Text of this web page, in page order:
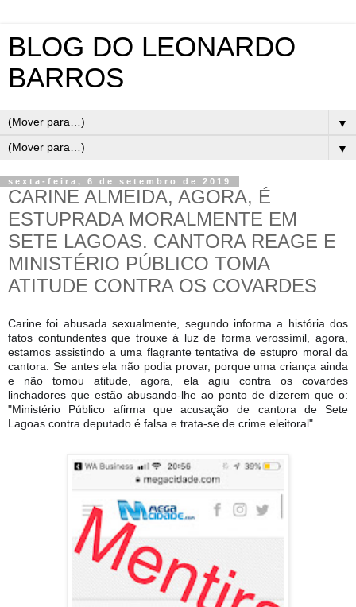
BLOG DO LEONARDO
BARROS
▼
▼
sexta-feira, 6 de setembro de 2019
CARINE ALMEIDA, AGORA, É
ESTUPRADA MORALMENTE EM
SETE LAGOAS. CANTORA REAGE E
MINISTÉRIO PÚBLICO TOMA
ATITUDE CONTRA OS COVARDES
Carine foi abusada sexualmente, segundo informa a história dos
fatos contundentes que trouxe à luz de forma verossímil, agora,
estamos assistindo a uma flagrante tentativa de estupro moral da
cantora. Se antes ela não podia provar, porque uma criança ainda
e não tomou atitude, agora, ela agiu contra os covardes
linchadores que estão abusando-lhe ao ponto de dizerem que o:
"Ministério Público afirma que acusação de cantora de Sete
Lagoas contra deputado é falsa e trata-se de crime eleitoral".